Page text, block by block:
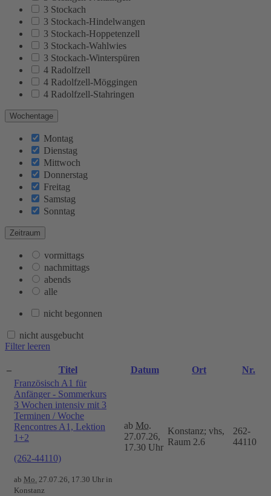
3 Stockach
3 Stockach-Hindelwangen
3 Stockach-Hoppetenzell
3 Stockach-Wahlwies
3 Stockach-Winterspüren
4 Radolfzell
4 Radolfzell-Möggingen
4 Radolfzell-Stahringen
Wochentage
Montag
Dienstag
Mittwoch
Donnerstag
Freitag
Samstag
Sonntag
Zeitraum
vormittags
nachmittags
abends
alle
nicht begonnen
nicht ausgebucht
Filter leeren
– Titel Datum Ort
Nr.
Französisch A1 für
Anfänger - Sommerkurs
3 Wochen intensiv mit 3
Terminen / Woche
Rencontres A1, Lektion
1+2
(262-44110)
ab Mo. 27.07.26, 17.30 Uhr in
Konstanz
ab Mo.
27.07.26,
17.30 Uhr
Konstanz; vhs,
Raum 2.6
262-
44110